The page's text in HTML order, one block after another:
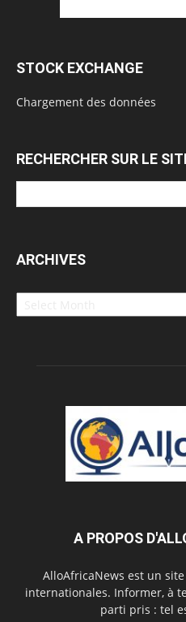
STOCK EXCHANGE
Chargement des données
RECHERCHER SUR LE
ARCHIVES
Archives
A PROPOS
AlloAfricaNews est un
internationales. Informer, à
parti pris : tel